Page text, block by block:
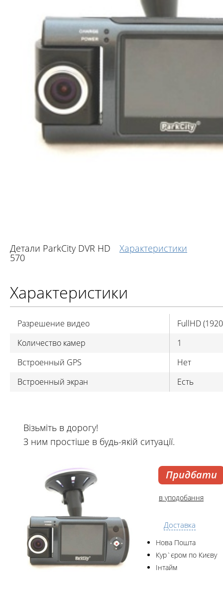
Детали ParkCity DVR HD
570
Характеристики
Характеристики
Разрешение видео
FullHD
Количество камер
1
Встроенный GPS
Нет
Встроенный экран
Есть
Візьміть в дорогу!
З ним простіше в будь-якій ситуації.
Придбати
в уподобання
Доставка
Нова Пошта
Кур`єром по Києву
Інтайм